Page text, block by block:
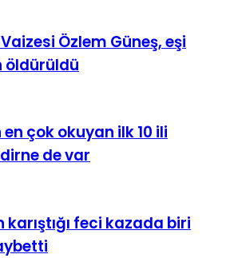
Özlem Güneş, eşi
öldürüldü
en çok okuyan ilk 10 ili
de var
karıştığı feci kazada biri